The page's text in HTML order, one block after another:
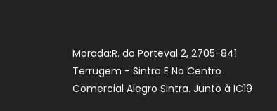
Morada:R. do Porteval 2, 2705-841
Terrugem - Sintra E No Centro
Comercial Alegro Sintra. Junto à IC19